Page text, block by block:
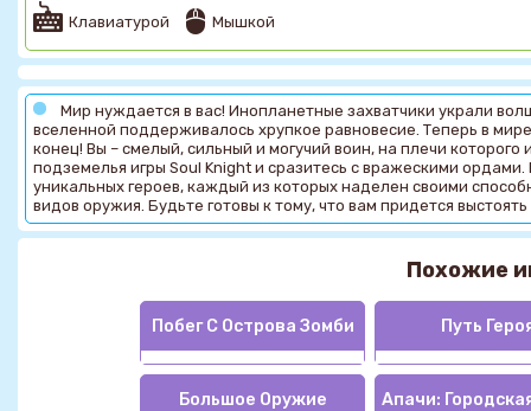
Клавиатурой Мышкой
Мир нуждается в вас! Инопланетные захватчики украли
вселенной поддерживалось хрупкое равновесие. Теперь в
конец! Вы – смелый, сильный и могучий воин, на плечи
подземелья игры Soul Knight и сразитесь с вражескими
уникальных героев, каждый из которых наделен своими
видов оружия. Будьте готовы к тому, что вам придется
Похожие
Побег С Острова Зомби Путь
Большое Оружие Апачи: